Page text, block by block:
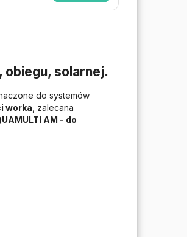
obiegu, solarnej.
do systemów
worka, zalecana
AM - do